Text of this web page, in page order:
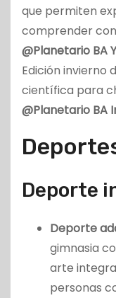
que permiten
comprender
@Planetario BA
Edición invierno
científica para
@Planetario BA
Deporte
Deporte
gimnasia
arte
personas